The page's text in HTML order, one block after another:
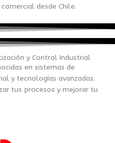
desde Chile.
y Control Industrial
en sistemas de
y tecnologías avanzadas.
tus procesos y mejorar tu